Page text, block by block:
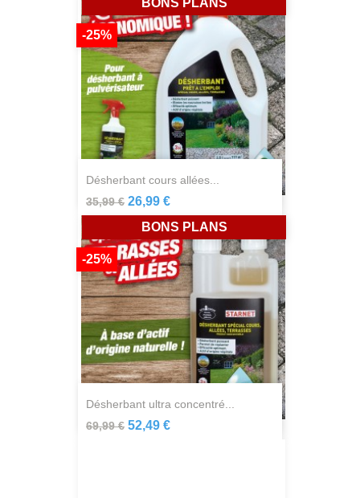
désherbant cours allées...
35,99 €
-25%
26,99 €
désherbant ultra concentré...
69,99 €
-25%
52,49 €
BONS PLANS